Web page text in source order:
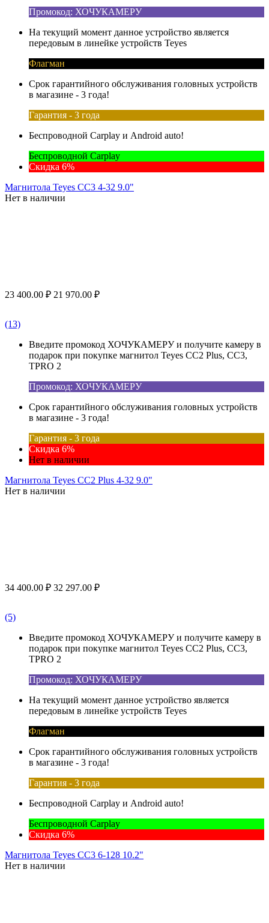
Промокод: ХОЧУКАМЕРУ
На текущий момент данное устройство является
передовым в линейке устройств Teyes
Флагман
Срок гарантийного обслуживания головных устройств
в магазине - 3 года!
Гарантия - 3 года
Беспроводной Carplay и Android auto!
Беспроводной Carplay
Скидка 6%
Магнитола Teyes CC3 4-32 9.0"
Нет в наличии
23 400.00 ₽ 21 970.00 ₽
(13)
Введите промокод ХОЧУКАМЕРУ и получите камеру в
подарок при покупке магнитол Teyes CC2 Plus, CC3,
TPRO 2
Промокод: ХОЧУКАМЕРУ
Срок гарантийного обслуживания головных устройств
в магазине - 3 года!
Гарантия - 3 года
Скидка 6%
Нет в наличии
Магнитола Teyes CC2 Plus 4-32 9.0"
Нет в наличии
34 400.00 ₽ 32 297.00 ₽
(5)
Введите промокод ХОЧУКАМЕРУ и получите камеру в
подарок при покупке магнитол Teyes CC2 Plus, CC3,
TPRO 2
Промокод: ХОЧУКАМЕРУ
На текущий момент данное устройство является
передовым в линейке устройств Teyes
Флагман
Срок гарантийного обслуживания головных устройств
в магазине - 3 года!
Гарантия - 3 года
Беспроводной Carplay и Android auto!
Беспроводной Carplay
Скидка 6%
Магнитола Teyes CC3 6-128 10.2"
Нет в наличии